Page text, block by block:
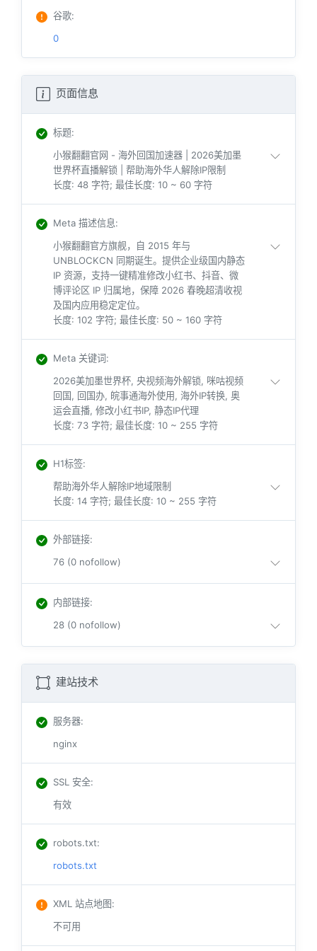
谷歌:
0
页面信息
标题:
小猴翻翻官网 - 海外回国加速器 | 2026美加墨
世界杯直播解锁 | 帮助海外华人解除IP限制
长度: 48 字符; 最佳长度: 10 ~ 60 字符
Meta 描述信息:
小猴翻翻官方旗舰，自 2015 年与
UNBLOCKCN 同期诞生。提供企业级国内静态
IP 资源，支持一键精准修改小红书、抖音、微
博评论区 IP 归属地，保障 2026 春晚超清收视
及国内应用稳定定位。
长度: 102 字符; 最佳长度: 50 ~ 160 字符
Meta 关键词:
2026美加墨世界杯, 央视频海外解锁, 咪咕视频
回国, 回国办, 皖事通海外使用, 海外IP转换, 奥
运会直播, 修改小红书IP, 静态IP代理
长度: 73 字符; 最佳长度: 10 ~ 255 字符
H1标签:
帮助海外华人解除IP地域限制
长度: 14 字符; 最佳长度: 10 ~ 255 字符
外部链接:
76 (0 nofollow)
内部链接:
28 (0 nofollow)
建站技术
服务器:
nginx
SSL 安全:
有效
robots.txt:
robots.txt
XML 站点地图:
不可用